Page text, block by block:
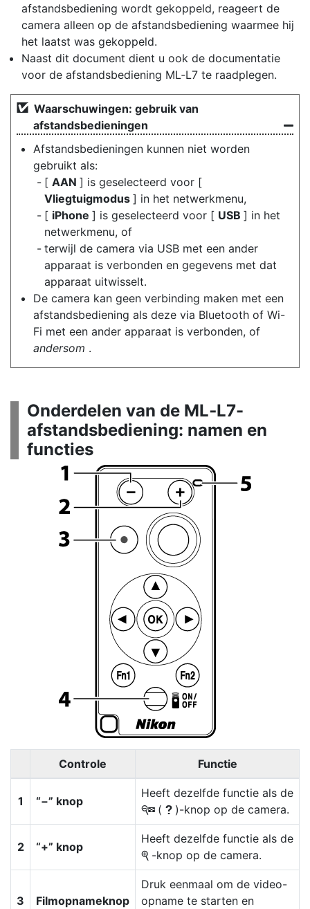
afstandsbediening wordt gekoppeld, reageert de
camera alleen op de afstandsbediening waarmee hij
het laatst was gekoppeld.
Naast dit document dient u ook de documentatie
voor de afstandsbediening ML‑L7 te raadplegen.
Waarschuwingen: gebruik van
afstandsbedieningen
Afstandsbedieningen kunnen niet worden
gebruikt als:
[ AAN ] is geselecteerd voor [
Vliegtuigmodus ] in het netwerkmenu,
[ iPhone ] is geselecteerd voor [ USB ] in het
netwerkmenu, of
terwijl de camera via USB met een ander
apparaat is verbonden en gegevens met dat
apparaat uitwisselt.
De camera kan geen verbinding maken met een
afstandsbediening als deze via Bluetooth of Wi-
Fi met een ander apparaat is verbonden, of
andersom .
Onderdelen van de ML‑L7-
afstandsbediening: namen en
functies
Controle Functie
1 “−” knop
Heeft dezelfde functie als de
W ( Q )-knop op de camera.
2 “+” knop
Heeft dezelfde functie als de
X -knop op de camera.
3 Filmopnameknop
Druk eenmaal om de video-
opname te starten en